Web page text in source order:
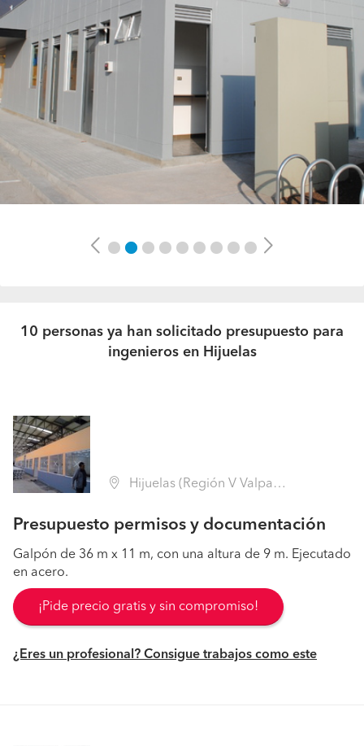
Previous Next
10 personas ya han solicitado presupuesto para
ingenieros en Hijuelas
Hijuelas (Región V Valparaíso - Quillota)
Presupuesto permisos y documentación
Galpón de 36 m x 11 m, con una altura de 9 m. Ejecutado
en acero.
¡Pide precio gratis y sin compromiso!
¿Eres un profesional? Consigue trabajos como este